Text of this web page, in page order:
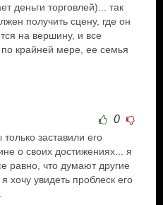
деньги торговлей)... так
получить сцену, где он
на вершину, и все
крайней мере, ее семья
0
заставили его
о своих достижениях... я
равно, что думают другие
хочу увидеть проблеск его